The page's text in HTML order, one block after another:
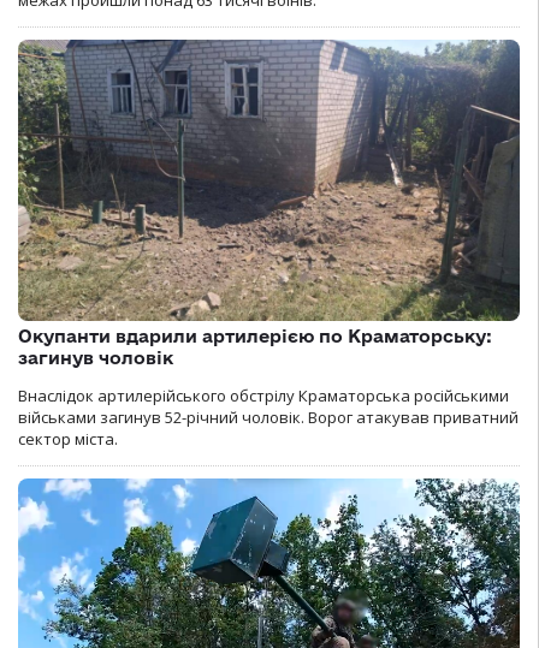
Окупанти вдарили артилерією по Краматорську:
загинув чоловік
Внаслідок артилерійського обстрілу Краматорська російськими
військами загинув 52-річний чоловік. Ворог атакував приватний
сектор міста.